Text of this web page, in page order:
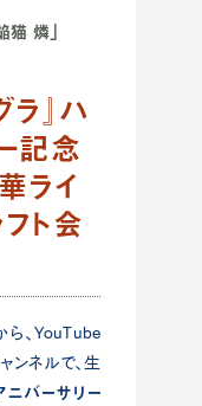
猫 燐」
ラ』ハ
記念
ライ
ト会
、YouTube
ンネルで、生
ニバーサリー